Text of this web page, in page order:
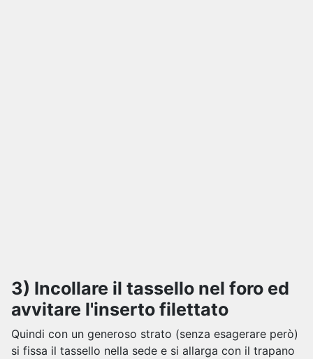
3) Incollare il tassello nel foro ed
avvitare l'inserto filettato
Quindi con un generoso strato (senza esagerare però)
si fissa il tassello nella sede e si allarga con il trapano